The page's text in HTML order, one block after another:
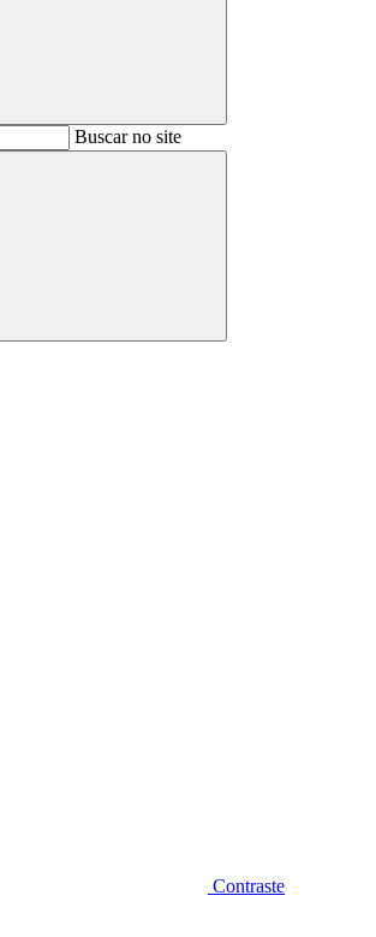
BuscarBuscar no site
Buscar
Contraste